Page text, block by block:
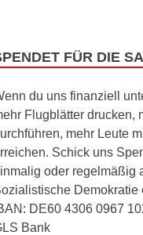
FÜR DIE
du uns finanziell
Flugblätter drucken,
mehr Leute
Schick uns
oder regelmäßig
Demokratie
DE60 4306 0967
Bank